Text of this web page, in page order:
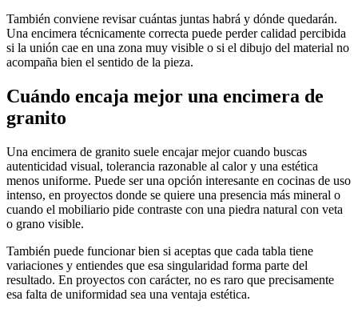
También conviene revisar cuántas juntas habrá y dónde quedarán.
Una encimera técnicamente correcta puede perder calidad percibida
si la unión cae en una zona muy visible o si el dibujo del material no
acompaña bien el sentido de la pieza.
Cuándo encaja mejor una encimera de
granito
Una encimera de granito suele encajar mejor cuando buscas
autenticidad visual, tolerancia razonable al calor y una estética
menos uniforme. Puede ser una opción interesante en cocinas de uso
intenso, en proyectos donde se quiere una presencia más mineral o
cuando el mobiliario pide contraste con una piedra natural con veta
o grano visible.
También puede funcionar bien si aceptas que cada tabla tiene
variaciones y entiendes que esa singularidad forma parte del
resultado. En proyectos con carácter, no es raro que precisamente
esa falta de uniformidad sea una ventaja estética.